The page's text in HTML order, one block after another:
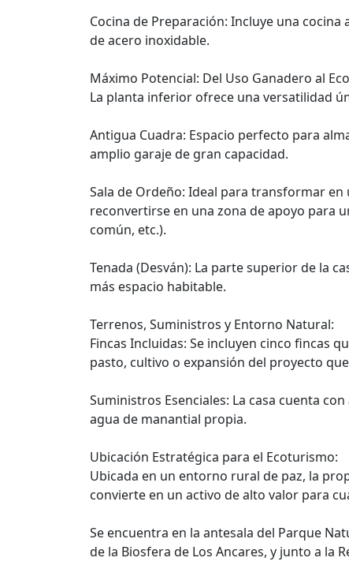
Cocina de Preparación: Incluye una
de acero inoxidable.
Máximo Potencial: Del Uso Ganadero al
La planta inferior ofrece una versatilidad
Antigua Cuadra: Espacio perfecto para
amplio garaje de gran capacidad.
Sala de Ordeño: Ideal para transformar
reconvertirse en una zona de apoyo para
común, etc.).
Tenada (Desván): La parte superior de la
más espacio habitable.
Terrenos, Suministros y Entorno Natural:
Fincas Incluidas: Se incluyen cinco fincas
pasto, cultivo o expansión del proyecto
Suministros Esenciales: La casa cuenta
agua de manantial propia.
Ubicación Estratégica para el Ecoturismo:
Ubicada en un entorno rural de paz, la
convierte en un activo de alto valor para
Se encuentra en la antesala del Parque
de la Biosfera de Los Ancares, y junto a la